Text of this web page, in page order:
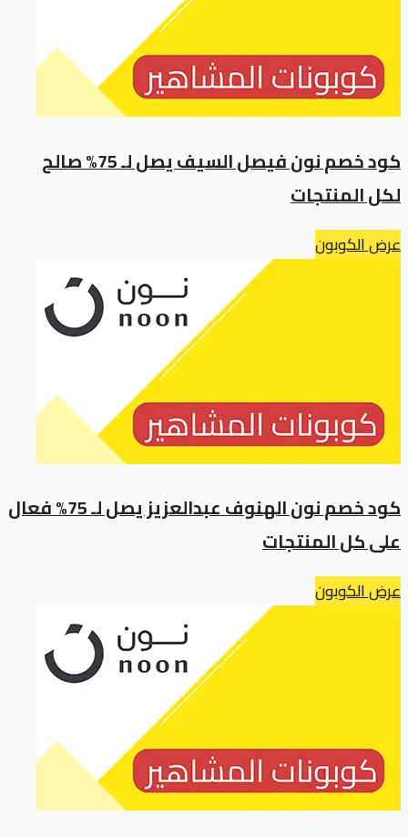
كود خصم نون فيصل السيف يصل لـ 75% صالح
لكل المنتجات
عرض الكوبون
كود خصم نون الهنوف عبدالعزيز يصل لـ 75% فعال
على كل المنتجات
عرض الكوبون